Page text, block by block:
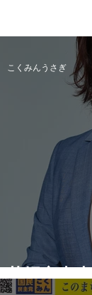
札幌市中
こくみんうさぎ